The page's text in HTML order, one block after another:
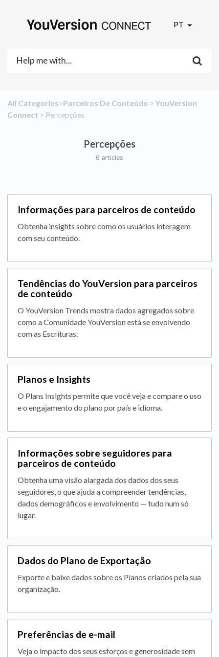
PT
All Categories​>​​Parceiros De Conteúdo ​ > ​ ​YouVersion
Connect ​ > ​ ​Percepções
Percepções
6 articles
Informações para parceiros de conteúdo
Obtenha insights sobre como os usuários interagem
com seu conteúdo.
Tendências do YouVersion para parceiros
de conteúdo
O YouVersion Trends mostra dados agregados sobre
como a Comunidade YouVersion está se envolvendo
com as Escrituras.
Planos e Insights
O Plans Insights permite que você veja e compare o uso
e o engajamento do plano por país e idioma.
Informações sobre seguidores para
parceiros de conteúdo
Obtenha uma visão alargada dos dados dos seus
seguidores, o que ajuda a compreender tendências,
dados demográficos e envolvimento — tudo num só
lugar.
Dados do Plano de Exportação
Exporte e baixe dados sobre os Planos criados pela sua
organização.
Preferências de e-mail
Veja o impacto dos seus esforços e generosidade sem